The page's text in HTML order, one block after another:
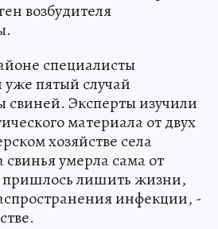
возбудителя
специалисты
уже пятый случай
свиней. Эксперты изучили
материала от двух
хозяйстве села
умерла сама от
пришлось лишить жизни,
инфекции, -